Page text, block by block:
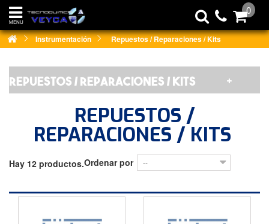
Instrumentación Repuestos / Reparaciones / Kits
REPUESTOS / REPARACIONES / KITS
REPUESTOS /
REPARACIONES / KITS
Hay 12 productos.Ordenar por --
MENU
0